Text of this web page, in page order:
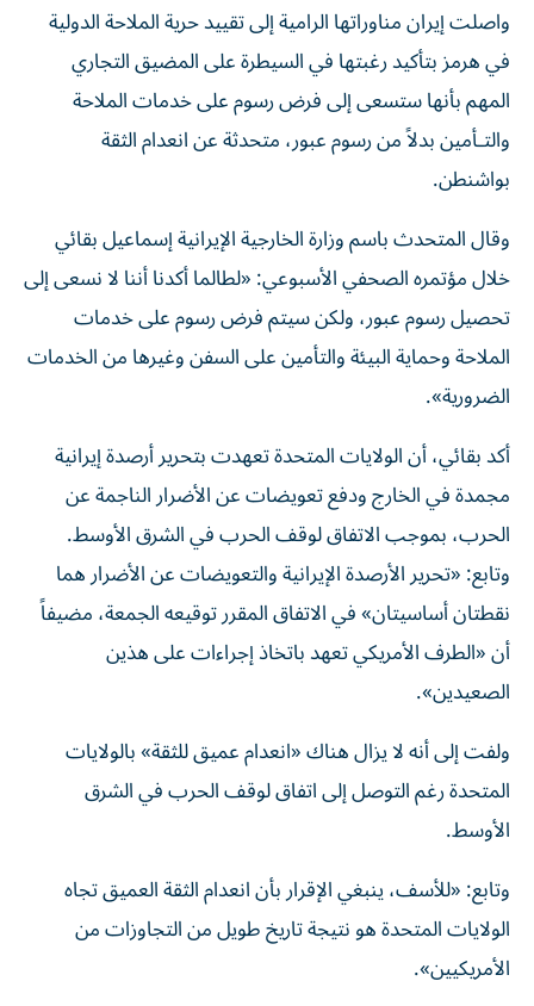
واصلت إيران مناوراتها الرامية إلى تقييد حرية الملاحة الدولية
في هرمز بتأكيد رغبتها في السيطرة على المضيق التجاري
المهم بأنها ستسعى إلىفرض رسوم على خدمات الملاحة
والتـأمين بدلاً من رسوم عبور، متحدثة عن انعدام الثقة
بواشنطن.
وقال المتحدث باسم وزارة الخارجية الإيرانية إسماعيل بقائي
خلال مؤتمره الصحفي الأسبوعي: «لطالما أكدنا أننا لا نسعى إلى
تحصيل رسوم عبور، ولكن سيتم فرض رسوم على خدمات
الملاحة وحماية البيئة والتأمين على السفن وغيرها من الخدمات
الضرورية».
أكدبقائي، أن الولايات المتحدة تعهدت بتحرير أرصدة إيرانية
مجمدة في الخارج ودفع تعويضات عن الأضرار الناجمة عن
الحرب، بموجب الاتفاق لوقف الحرب في الشرق الأوسط.
وتابع:«تحرير الأرصدة الإيرانية والتعويضات عن الأضرار هما
نقطتان أساسيتان» في الاتفاق المقرر توقيعه الجمعة، مضيفاً
أن «الطرف الأمريكي تعهد باتخاذ إجراءات على هذين
الصعيدين».
ولفت إلى أنه لا يزال هناك «انعدام عميق للثقة» بالولايات
المتحدة رغم التوصل إلى اتفاق لوقف الحرب في الشرق
الأوسط.
وتابع: «للأسف، ينبغي الإقرار بأن انعدام الثقة العميق تجاه
الولايات المتحدة هو نتيجة تاريخ طويل من التجاوزات من
الأمريكيين».